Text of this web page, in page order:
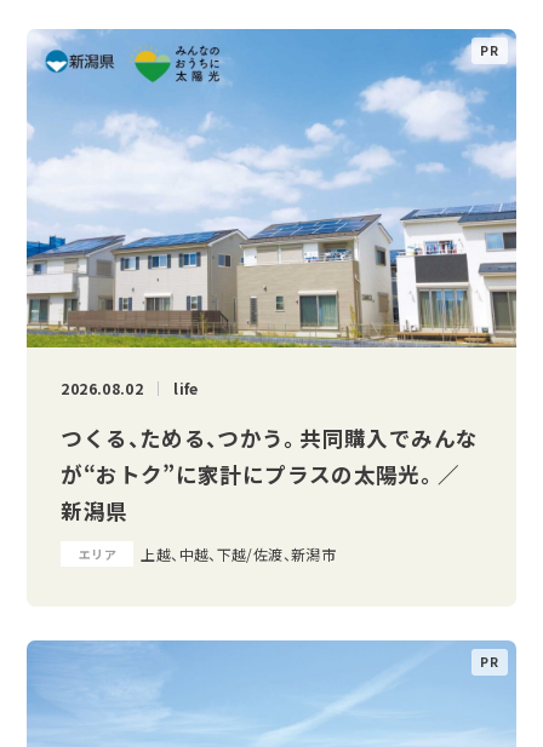
2026.08.02 life
つくる、ためる、つかう。 共同購入でみんな
が“おトク”に家計にプラスの太陽光。 ／
新潟県
エリア 上越、中越、下越/佐渡、新潟市